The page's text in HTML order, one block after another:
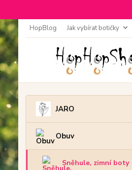
HopBlog Jak vybírat botičky
JARO
Obuv
Sněhule, zimní boty